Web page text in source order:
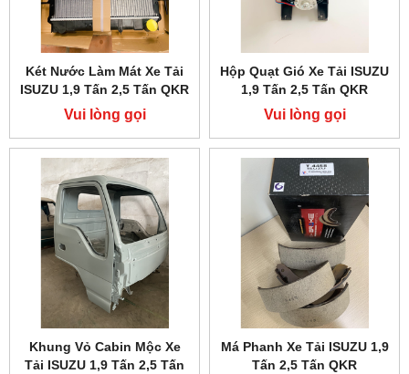
Két Nước Làm Mát Xe Tải
ISUZU 1,9 Tấn 2,5 Tấn QKR
Euro 4
Vui lòng gọi
Hộp Quạt Gió Xe Tải ISUZU
1,9 Tấn 2,5 Tấn QKR
Vui lòng gọi
Khung Vỏ Cabin Mộc Xe
Tải ISUZU 1,9 Tấn 2,5 Tấn
Má Phanh Xe Tải ISUZU 1,9
Tấn 2,5 Tấn QKR